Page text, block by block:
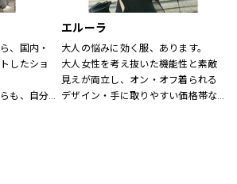
～メンバーズカードについて～
5,500円（税込）お買い上げ毎に、ス
24個スタンプで5,500円の割引カー
ドとしてご利用頂けます。
有効期限はございません。全店舗に
て使用できます。
、国内・
したショ
も、自分
エルーラ
大人の悩みに効く服、あります。
大人女性を考え抜いた機能性と素敵
見えが両立し、オン・オフ着られる
デザイン・手に取りやすい価格帯な